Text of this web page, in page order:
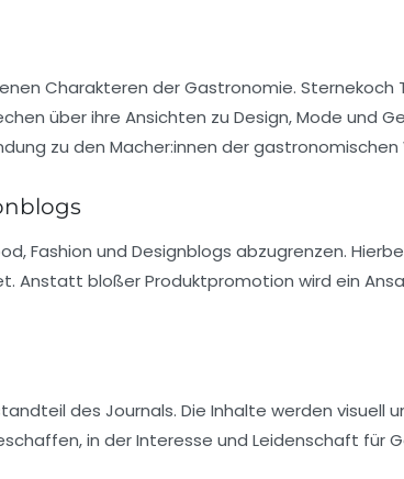
Charakteren der Gastronomie. Sternekoch
über ihre Ansichten zu Design, Mode und
zu den Macher:innen der
,Fashion und Designblogs abzugrenzen.
Anstatt bloßer Produktpromotion wird ein
des Journals. Die Inhalte werden visuell
in der Interesse und Leidenschaft für